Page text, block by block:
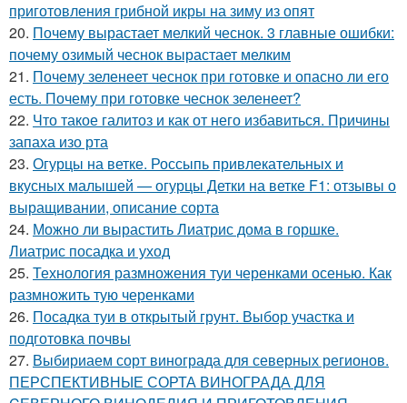
приготовления грибной икры на зиму из опят
20. Почему вырастает мелкий чеснок. 3 главные ошибки:
почему озимый чеснок вырастает мелким
21. Почему зеленеет чеснок при готовке и опасно ли его
есть. Почему при готовке чеснок зеленеет?
22. Что такое галитоз и как от него избавиться. Причины
запаха изо рта
23. Огурцы на ветке. Россыпь привлекательных и
вкусных малышей — огурцы Детки на ветке F1: отзывы о
выращивании, описание сорта
24. Можно ли вырастить Лиатрис дома в горшке.
Лиатрис посадка и уход
25. Технология размножения туи черенками осенью. Как
размножить тую черенками
26. Посадка туи в открытый грунт. Выбор участка и
подготовка почвы
27. Выбириаем сорт винограда для северных регионов.
ПЕРСПЕКТИВНЫЕ СОРТА ВИНОГРАДА ДЛЯ